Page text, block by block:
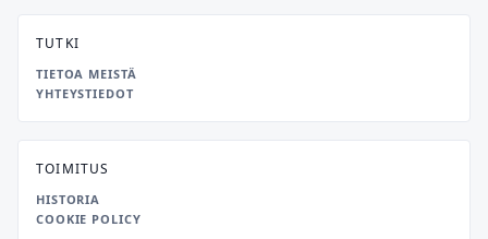
TUTKI
TIETOA MEISTÄ
YHTEYSTIEDOT
TOIMITUS
HISTORIA
COOKIE POLICY